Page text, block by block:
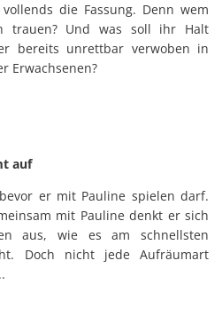
die Fassung. Denn wem
trauen? Und was soll ihr Halt
bereits unrettbar verwoben in
Erwachsenen?
auf
er mit Pauline spielen darf.
mit Pauline denkt er sich
aus, wie es am schnellsten
Doch nicht jede Aufräumart